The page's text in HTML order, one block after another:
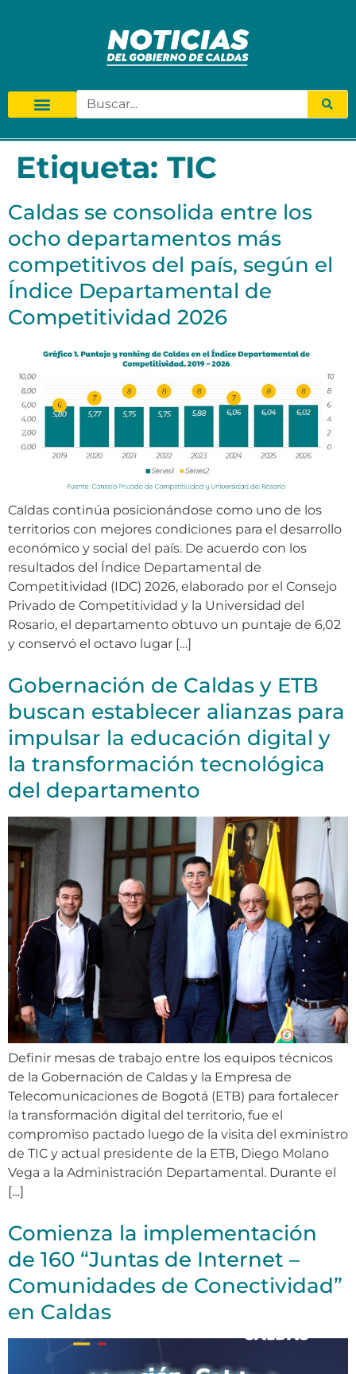
Etiqueta: TIC
Caldas se consolida entre los
ocho departamentos más
competitivos del país, según el
Índice Departamental de
Competitividad 2026
Caldas continúa posicionándose como uno de los
territorios con mejores condiciones para el desarrollo
económico y social del país. De acuerdo con los
resultados del Índice Departamental de
Competitividad (IDC) 2026, elaborado por el Consejo
Privado de Competitividad y la Universidad del
Rosario, el departamento obtuvo un puntaje de 6,02
y conservó el octavo lugar […]
Gobernación de Caldas y ETB
buscan establecer alianzas para
impulsar la educación digital y
la transformación tecnológica
del departamento
Definir mesas de trabajo entre los equipos técnicos
de la Gobernación de Caldas y la Empresa de
Telecomunicaciones de Bogotá (ETB) para fortalecer
la transformación digital del territorio, fue el
compromiso pactado luego de la visita del exministro
de TIC y actual presidente de la ETB, Diego Molano
Vega a la Administración Departamental. Durante el
[…]
Comienza la implementación
de 160 “Juntas de Internet –
Comunidades de Conectividad”
en Caldas